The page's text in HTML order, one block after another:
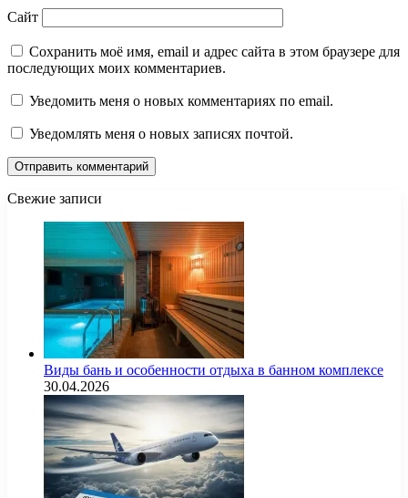
Сайт
Сохранить моё имя, email и адрес сайта в этом браузере для
последующих моих комментариев.
Уведомить меня о новых комментариях по email.
Уведомлять меня о новых записях почтой.
Свежие записи
Виды бань и особенности отдыха в банном комплексе
30.04.2026